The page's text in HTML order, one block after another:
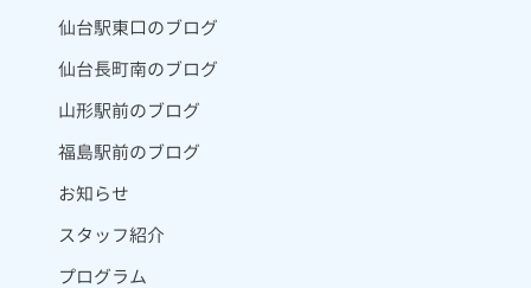
仙台駅東口のブログ
仙台長町南のブログ
山形駅前のブログ
福島駅前のブログ
お知らせ
スタッフ紹介
プログラム